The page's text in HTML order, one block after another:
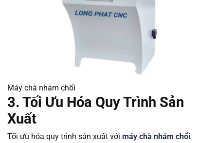
Máy chà nhám chổi
3. Tối Ưu Hóa Quy Trình Sản
Xuất
Tối ưu hóa quy trình sản xuất với máy chà nhám chổi